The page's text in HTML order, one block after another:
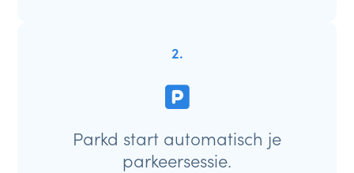
2.
Parkd start automatisch je
parkeersessie.